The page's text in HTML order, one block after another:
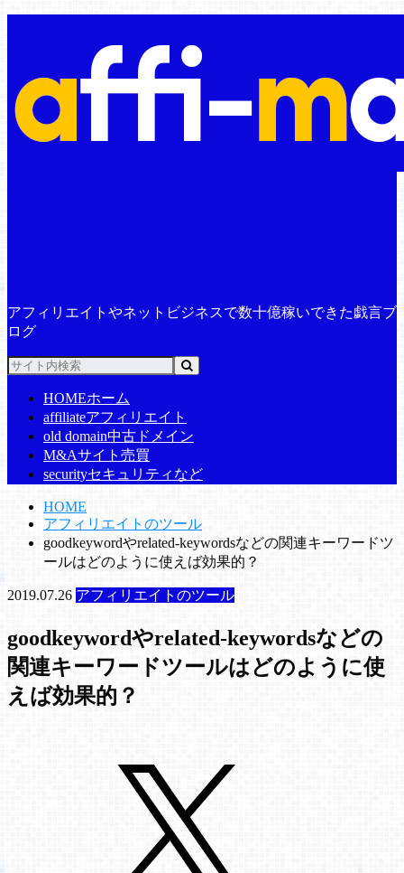
アフィリエイトやネットビジネスで数十億稼いできた戯言ブ
ログ
HOMEホーム
affiliateアフィリエイト
old domain中古ドメイン
M&Aサイト売買
securityセキュリティなど
HOME
アフィリエイトのツール
goodkeywordやrelated-keywordsなどの関連キーワードツ
ールはどのように使えば効果的？
2019.07.26 アフィリエイトのツール
goodkeywordやrelated-keywordsなどの
関連キーワードツールはどのように使
えば効果的？